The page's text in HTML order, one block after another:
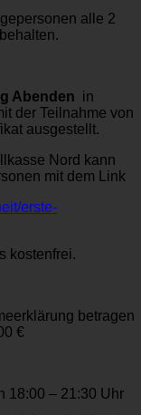
alle 2
Abenden in
der Teilnahme von
ausgestellt.
Nord kann
mit dem Link
erste-
kostenfrei.
betragen
€
18:00 – 21:30 Uhr